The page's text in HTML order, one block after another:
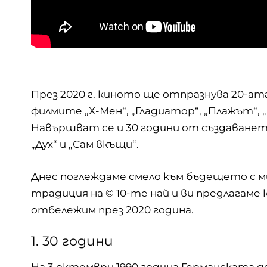
През 2020 г. киното ще отпразнува 20-
филмите „Х-Мен“, „Гладиатор“,
Навършват се и 30 години от
„Дух“ и „Сам вкъщи“.
Днес поглеждаме смело към бъдещето с
традиция на © 10-те най и ви
отбележим през 2020 година.
1. 30 години